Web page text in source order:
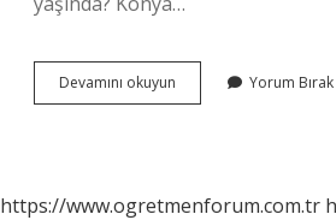
Devamını okuyun
Pehlivan
Yorum Bırak
https://www.ogretmenforum.com.tr